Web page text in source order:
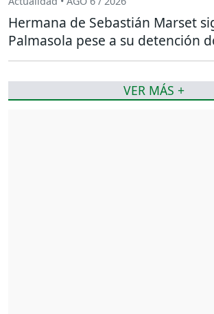
Hermana de Sebastián Marset
Palmasola pese a su detención
VER MÁS +